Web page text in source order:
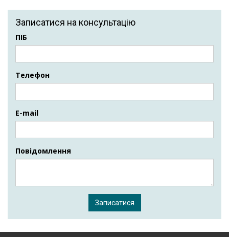
Записатися на консультацію
ПІБ
Телефон
E-mail
Повідомлення
Записатися